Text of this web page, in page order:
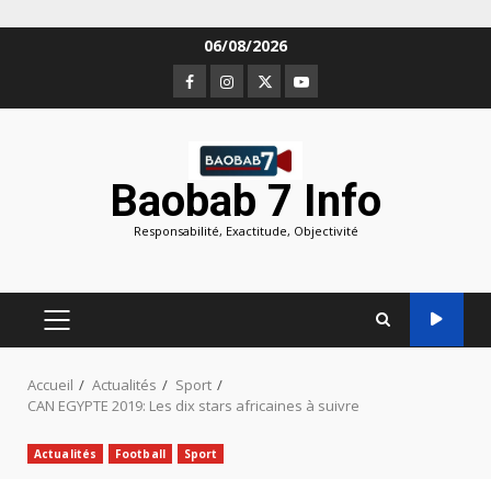
06/08/2026
Facebook
Instagram
TwitterYoutube
Baobab 7 Info
Responsabilité, Exactitude, Objectivité
MENU
PRINCIPAL
Accueil Actualités
Sport
CAN EGYPTE 2019: Les dix stars africaines à suivre
Actualités Football Sport